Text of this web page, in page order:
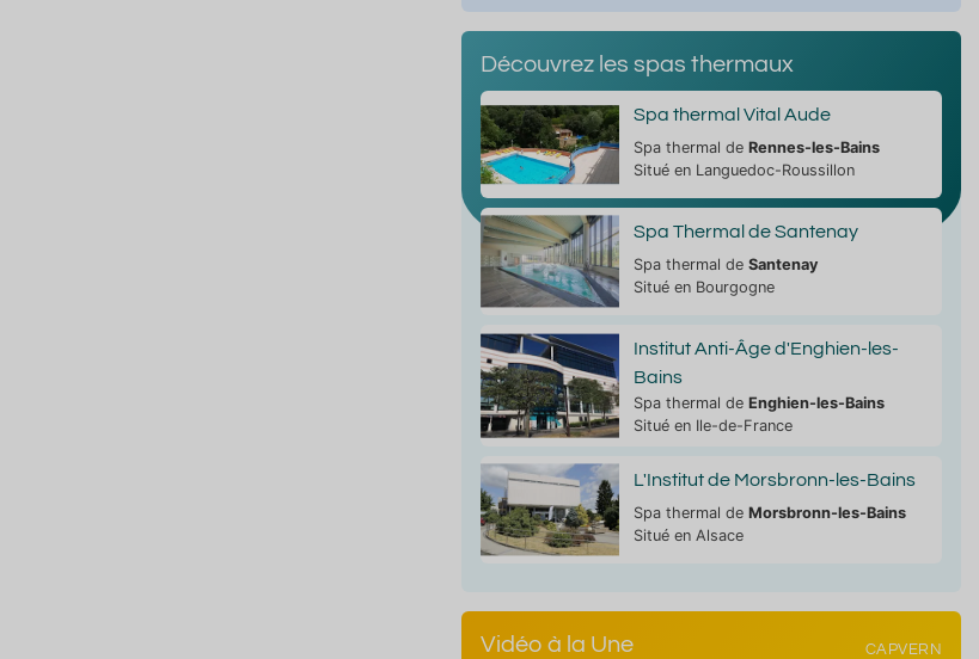
Découvrez les spas thermaux
Spa thermal Vital Aude
Spa thermal de Rennes-les-Bains
Situé en Languedoc-Roussillon
Spa Thermal de Santenay
Spa thermal de Santenay
Situé en Bourgogne
Institut Anti-Âge d'Enghien-les-
Bains
Spa thermal de Enghien-les-Bains
Situé en Ile-de-France
L'Institut de Morsbronn-les-Bains
Spa thermal de Morsbronn-les-Bains
Situé en Alsace
Vidéo à la Une CAPVERN